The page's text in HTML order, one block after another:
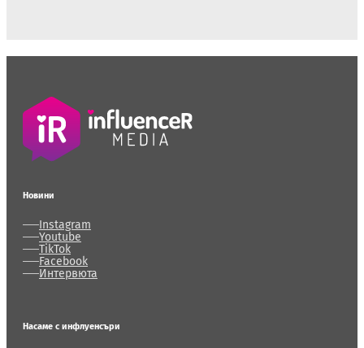
Новини
Instagram
Youtube
TikTok
Facebook
Интервюта
Насаме с инфлуенсъри